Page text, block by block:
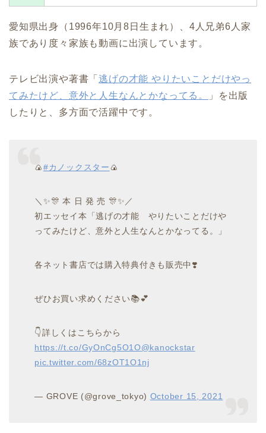
愛知県出身（1996年10月8日生まれ）、4人兄弟6人家
族であり度々家族も動画に出演しています。
テレビ出演や著書「逃げの才能 やりたいことだけやっ
てみたけど、意外と人生なんとかなってる。
」を出版
したりと、多方面で活躍中です。
🍙#カノックスター🍙
＼✨🎊 本 日 発 売 🎊✨／
初エッセイ本「逃げの才能 やりたいことだけや
ってみたけど、意外と人生なんとかなってる。」
各ネット書店では購入特典付きも販売中❣️
ぜひお買い求めください📚💕
👇詳しくはこちらから
https://t.co/GyOnCg5O1O@kanockstar
pic.twitter.com/68zOT1O1nj
— GROVE (@grove_tokyo) October 15, 2021